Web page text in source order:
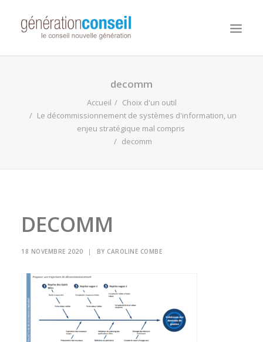
decomm
Accueil
Choix d'un outil
Le décommissionnement de systèmes d'information, un
enjeu stratégique mal compris
decomm
DECOMM
18 NOVEMBRE 2020 | BY CAROLINE COMBE